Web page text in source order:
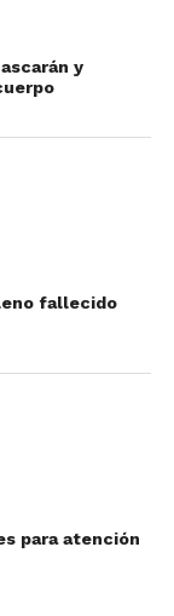
y
fallecido
para atención